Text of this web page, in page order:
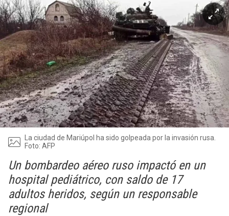
La ciudad de Mariúpol ha sido golpeada por la invasión rusa.
Foto: AFP
Un bombardeo aéreo ruso impactó en un
hospital pediátrico, con saldo de 17
adultos heridos, según un responsable
regional